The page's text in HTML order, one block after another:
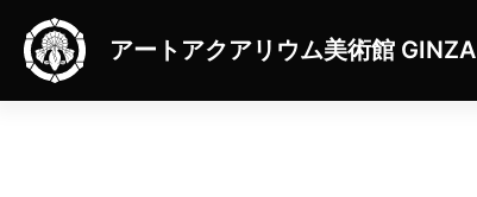
アートアクアリウム美術館 GINZA